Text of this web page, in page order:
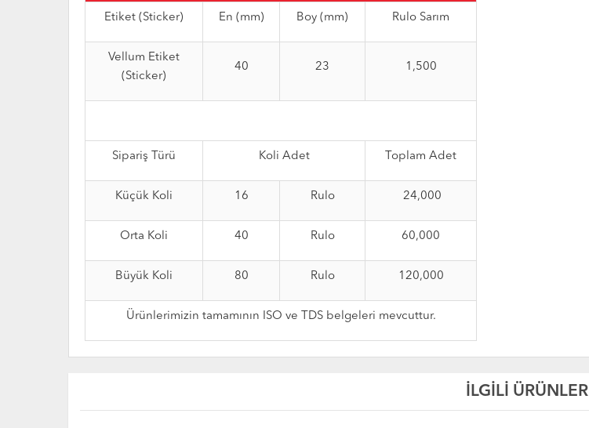
Etiket (Sticker) En (mm) Boy (mm) Rulo Sarım
Vellum Etiket
(Sticker)
40 23 1,500
Sipariş Türü Koli Adet Toplam Adet
Küçük Koli 16 Rulo 24,000
Orta Koli 40 Rulo 60,000
Büyük Koli 80 Rulo 120,000
Ürünlerimizin tamamının ISO ve TDS belgeleri mevcuttur.
İLGİLİ ÜRÜNLER